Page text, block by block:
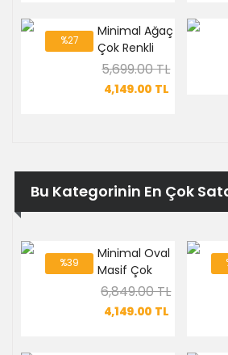
%27
Minimal Ağaç
Çok Renkli
Sandalye
5,699.00 TL
4,149.00 TL
Bu Kategorinin En Çok
%39
Minimal Oval
Masif Çok
Renkli
Sandalye
6,849.00 TL
4,149.00 TL